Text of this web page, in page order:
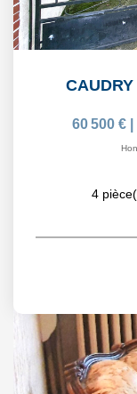
60 500 €
4